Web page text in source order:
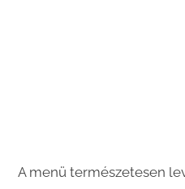
A menü természetesen